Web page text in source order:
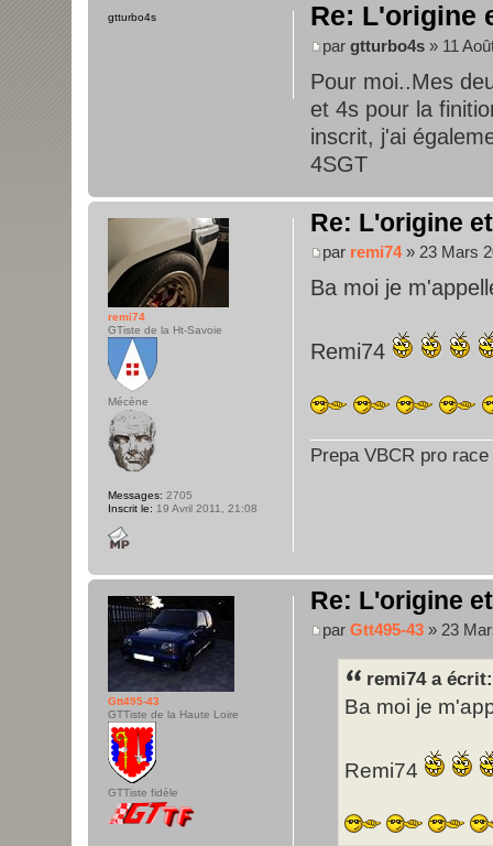
Re: L'origine
par gtturbo4s » 11
Pour moi..Mes
et 4s pour la
inscrit, j'ai
4SGT
gtturbo4s
Re: L'origine
par remi74» 23 Mars
Ba moi je
Remi74
Prepa VBCR pro race
remi74
GTiste de la Ht-Savoie
Mécène
Messages: 2705
Inscrit le: 19 Avril 2011, 21:08
Re: L'origine
par Gtt495-43 » 23
remi74 a écrit:
Ba moi je
Remi74
Gtt495-43
GTTiste de la Haute Loire
GTTiste fidèle